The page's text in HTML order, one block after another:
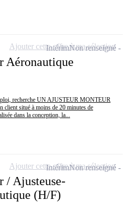
Aéronautique
recherche UN AJUSTEUR MONTEUR
situé à moins de 20 minutes de
dans la conception, la...
IntérimNon renseigné
Ajouter cette offre à ma sélection
/ Ajusteuse-
(H/F)
IntérimNon renseigné
Ajouter cette offre à ma sélection